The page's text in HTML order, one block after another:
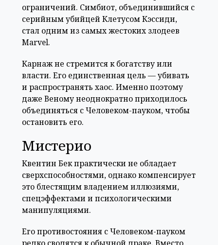
ограничений. Симбиот, объединившийся с
серийным убийцей Клетусом Кэссиди,
стал одним из самых жестоких злодеев
Marvel.
Карнаж не стремится к богатству или
власти. Его единственная цель — убивать
и распространять хаос. Именно поэтому
даже Веному неоднократно приходилось
объединяться с Человеком-пауком, чтобы
остановить его.
Мистерио
Квентин Бек практически не обладает
сверхспособностями, однако компенсирует
это блестящим владением иллюзиями,
спецэффектами и психологическими
манипуляциями.
Его противостояния с Человеком-пауком